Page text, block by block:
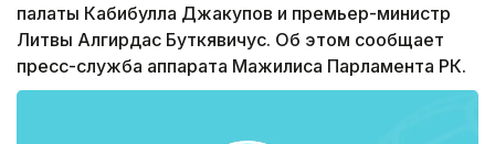
палаты Кабибулла Джакупов и премьер-министр
Литвы Алгирдас Буткявичус. Об этом сообщает
пресс-служба аппарата Мажилиса Парламента РК.